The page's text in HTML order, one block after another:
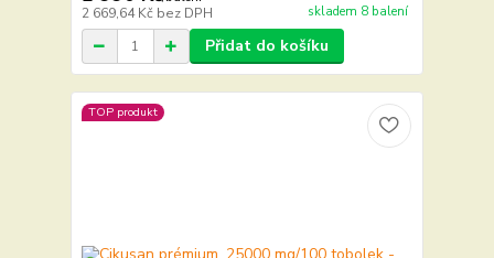
2 669,64 Kč bez DPH skladem 8 balení
Přidat do košíku
TOP produkt